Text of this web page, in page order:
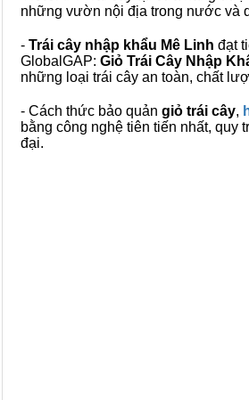
những vườn nội địa trong nước và
- Trái cây nhập khẩu Mê Linh đạt
GlobalGAP: Giỏ Trái Cây Nhập
những loại trái cây an toàn, chất
- Cách thức bảo quản giỏ trái cây,
bằng công nghệ tiên tiến nhất, quy
đại.